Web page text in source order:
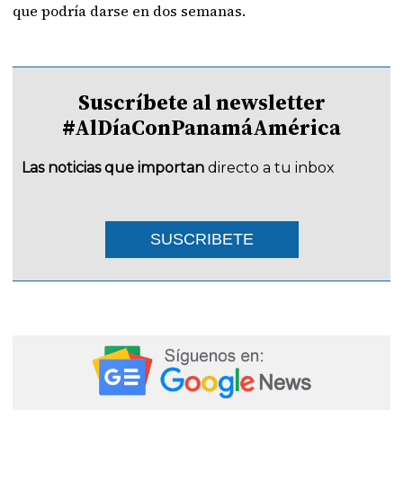
que podría darse en dos semanas.
Suscríbete al newsletter
#AlDíaConPanamáAmérica
Las noticias que importan directo a tu inbox
SUSCRIBETE